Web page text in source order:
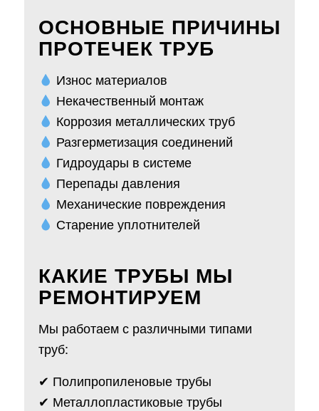
ОСНОВНЫЕ ПРИЧИНЫ
ПРОТЕЧЕК ТРУБ
Износ материалов
Некачественный монтаж
Коррозия металлических труб
Разгерметизация соединений
Гидроудары в системе
Перепады давления
Механические повреждения
Старение уплотнителей
КАКИЕ ТРУБЫ МЫ
РЕМОНТИРУЕМ
Мы работаем с различными типами
труб:
✔ Полипропиленовые трубы
✔ Металлопластиковые трубы